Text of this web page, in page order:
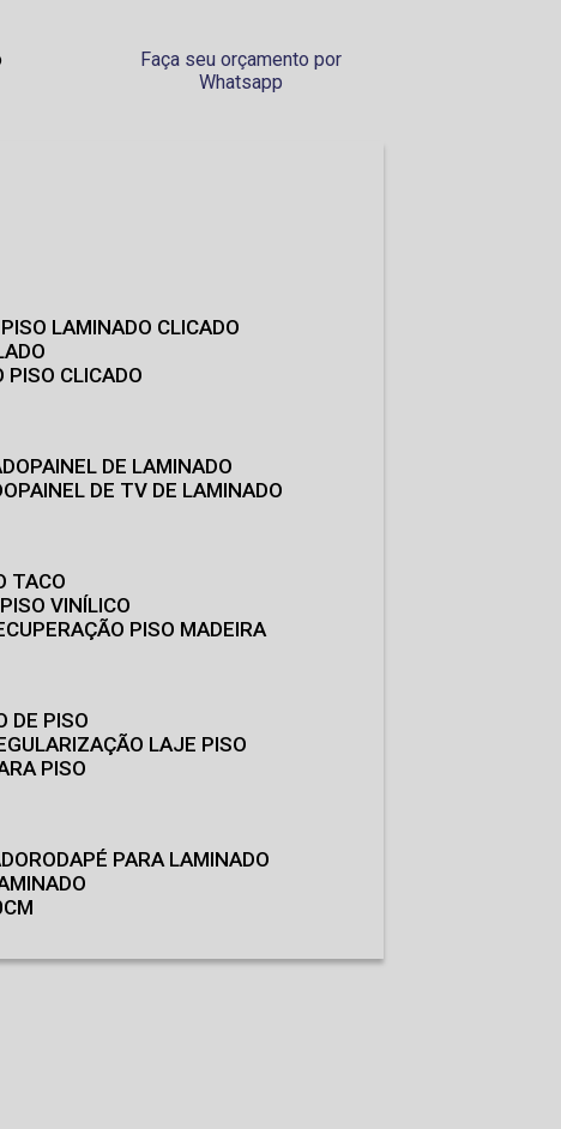
Faça seu orçamento por
Whatsapp
LAMINADO CLICADO
PISO CLICADO
PAINEL DE LAMINADO
PAINEL DE TV DE LAMINADO
TACO
VINÍLICO
PISO MADEIRA
DE PISO
LAJE PISO
PISO
RODAPÉ PARA LAMINADO